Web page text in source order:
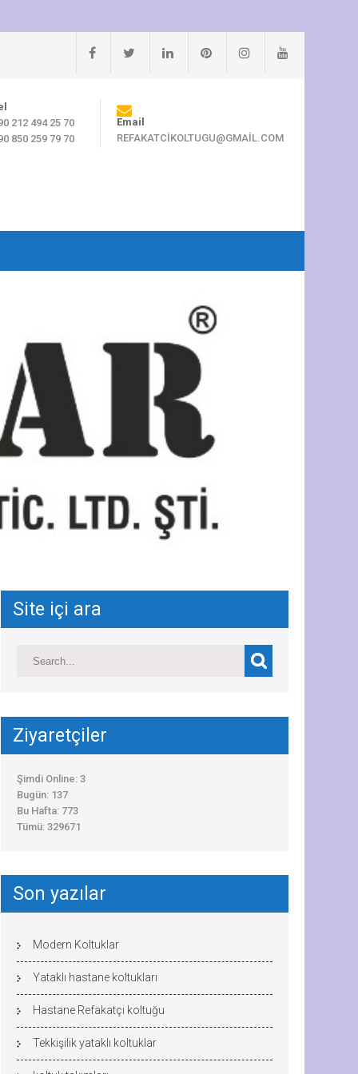
212 494 25 70
850 259 79 70
Email
REFAKATCIKOLTUGU@GMAIL.COM
Site içi ara
Ziyaretçiler
Şimdi Online: 3
Bugün: 137
Bu Hafta: 773
Tümü: 329671
Son yazılar
Modern Koltuklar
Yataklı hastane koltukları
Hastane Refakatçi koltuğu
Tekkişilik yataklı koltuklar